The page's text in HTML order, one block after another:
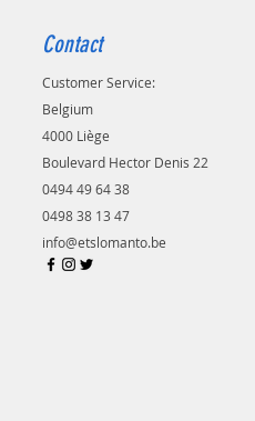
Contact
Customer Service:
Belgium
4000 Liège
Boulevard Hector Denis 22
0494 49 64 38
0498 38 13 47
info@etslomanto.be